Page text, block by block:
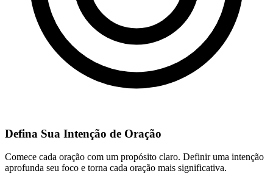
Defina Sua Intenção de Oração
Comece cada oração com um propósito claro. Definir uma intenção
aprofunda seu foco e torna cada oração mais significativa.